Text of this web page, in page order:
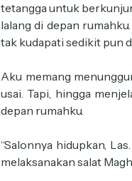
tetangga untuk
lalang di depan
tak kudapati sedikit pun
Aku memang
usai. Tapi, hingga
depan rumahku.
“Salonnya hidupkan,
melaksanakan salat